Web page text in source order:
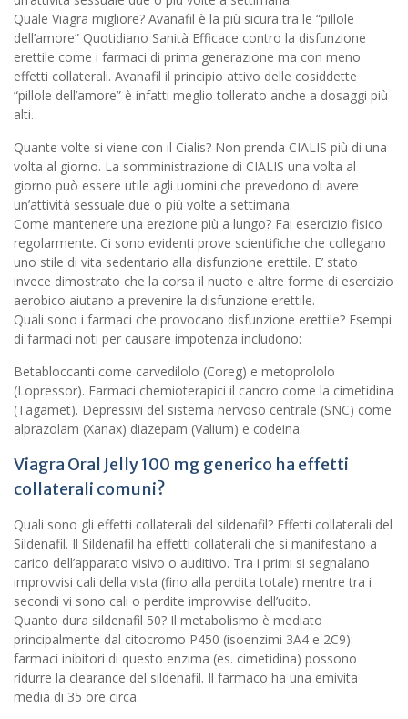
Quale Viagra migliore? Avanafil è la più sicura tra le “pillole
dell’amore” Quotidiano Sanità Efficace contro la disfunzione
erettile come i farmaci di prima generazione ma con meno
effetti collaterali. Avanafil il principio attivo delle cosiddette
“pillole dell’amore” è infatti meglio tollerato anche a dosaggi più
alti.
Quante volte si viene con il Cialis? Non prenda CIALIS più di una
volta al giorno. La somministrazione di CIALIS una volta al
giorno può essere utile agli uomini che prevedono di avere
un’attività sessuale due o più volte a settimana.
Come mantenere una erezione più a lungo? Fai esercizio fisico
regolarmente. Ci sono evidenti prove scientifiche che collegano
uno stile di vita sedentario alla disfunzione erettile. E’ stato
invece dimostrato che la corsa il nuoto e altre forme di esercizio
aerobico aiutano a prevenire la disfunzione erettile.
Quali sono i farmaci che provocano disfunzione erettile? Esempi
di farmaci noti per causare impotenza includono:
Betabloccanti come carvedilolo (Coreg) e metoprololo
(Lopressor). Farmaci chemioterapici il cancro come la cimetidina
(Tagamet). Depressivi del sistema nervoso centrale (SNC) come
alprazolam (Xanax) diazepam (Valium) e codeina.
Viagra Oral Jelly 100 mg generico ha effetti
collaterali comuni?
Quali sono gli effetti collaterali del sildenafil? Effetti collaterali del
Sildenafil. Il Sildenafil ha effetti collaterali che si manifestano a
carico dell’apparato visivo o auditivo. Tra i primi si segnalano
improvvisi cali della vista (fino alla perdita totale) mentre tra i
secondi vi sono cali o perdite improvvise dell’udito.
Quanto dura sildenafil 50? Il metabolismo è mediato
principalmente dal citocromo P450 (isoenzimi 3A4 e 2C9):
farmaci inibitori di questo enzima (es. cimetidina) possono
ridurre la clearance del sildenafil. Il farmaco ha una emivita
media di 35 ore circa.